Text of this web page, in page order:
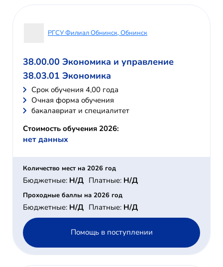
РГСУ Филиал Обнинск, Обнинск
38.00.00 Экономика и управление
38.03.01 Экономика
Cрок обучения 4,00 года
Очная форма обучения
бакалавриат и специалитет
Стоимость обучения 2026:
нет данных
Количество мест на 2026 год
Бюджетные: Н/Д Платные: Н/Д
Проходные баллы на 2026 год
Бюджетные: Н/Д Платные: Н/Д
Помощь в поступлении